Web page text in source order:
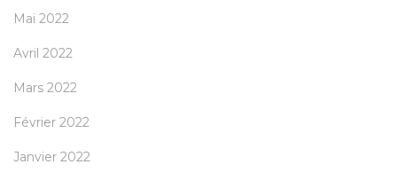
Mai 2022
Avril 2022
Mars 2022
Février 2022
Janvier 2022